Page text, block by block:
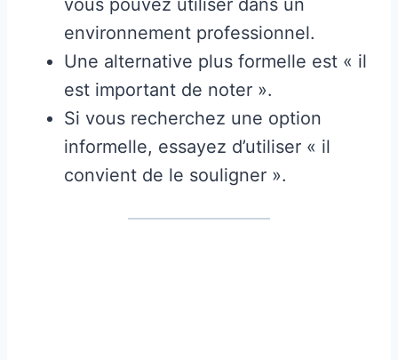
environnement professionnel.
Une alternative plus formelle est « il
est important de noter ».
Si vous recherchez une option
informelle, essayez d’utiliser « il
convient de le souligner ».